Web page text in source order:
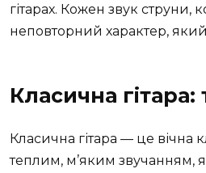
гітарах. Кожен звук
неповторний характер,
Класична гітара:
Класична гітара — це вічна
теплим, м’яким звучанням,